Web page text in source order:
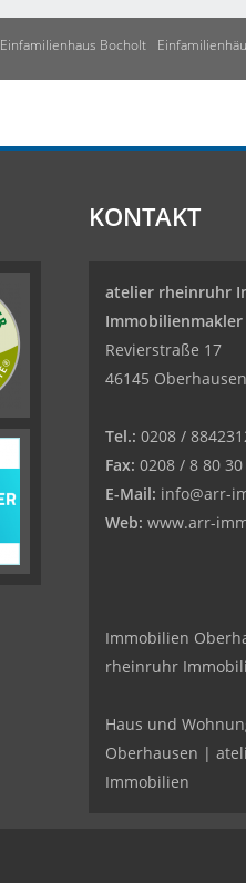
Einfamilienhaus Bocholt
KONTAKT
atelier rheinruhr
Immobilienmakler
Revierstraße 17
46145 Oberhausen
Tel.: 0208 /
Fax: 0208 / 8 80 30
E-Mail: info@arr-
Web: www.arr-
Immobilien
rheinruhr
Haus und
Oberhausen |
Immobilien